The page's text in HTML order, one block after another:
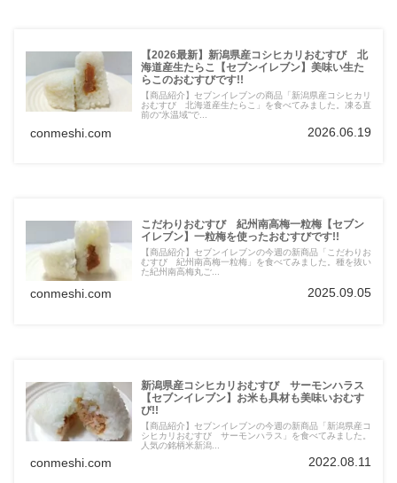
【2026最新】新潟県産コシヒカリおむすび 北
海道産生たらこ【セブンイレブン】美味い生た
らこのおむすびです!!
【商品紹介】セブンイレブンの商品「新潟県産コシヒカリ
おむすび 北海道産生たらこ」を食べてみました。凍る直
前の“氷温域”で...
conmeshi.com 2026.06.19
こだわりおむすび 紀州南高梅一粒梅【セブン
イレブン】一粒梅を使ったおむすびです!!
【商品紹介】セブンイレブンの今週の新商品「こだわりお
むすび 紀州南高梅一粒梅」を食べてみました。種を抜い
た紀州南高梅丸ご...
conmeshi.com 2025.09.05
新潟県産コシヒカリおむすび サーモンハラス
【セブンイレブン】お米も具材も美味いおむす
び!!
【商品紹介】セブンイレブンの今週の新商品「新潟県産コ
シヒカリおむすび サーモンハラス」を食べてみました。
人気の銘柄米新潟...
conmeshi.com 2022.08.11